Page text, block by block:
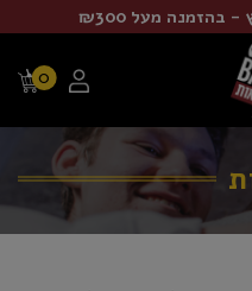
מעל ₪300
0